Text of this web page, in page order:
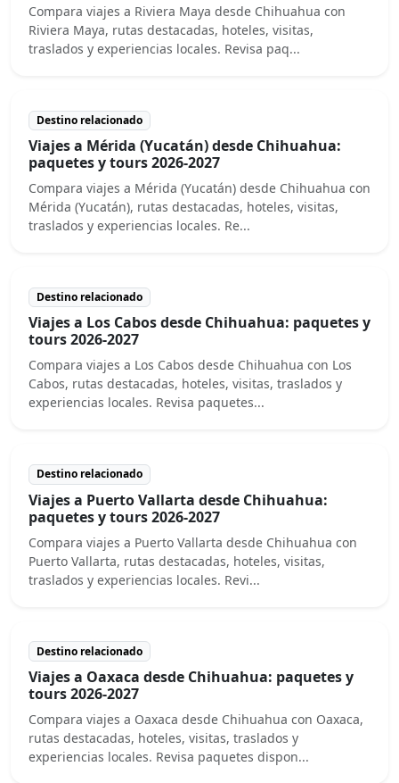
Compara viajes a Riviera Maya desde Chihuahua con
Riviera Maya, rutas destacadas, hoteles, visitas,
traslados y experiencias locales. Revisa paq...
Destino relacionado
Viajes a Mérida (Yucatán) desde Chihuahua:
paquetes y tours 2026-2027
Compara viajes a Mérida (Yucatán) desde Chihuahua con
Mérida (Yucatán), rutas destacadas, hoteles, visitas,
traslados y experiencias locales. Re...
Destino relacionado
Viajes a Los Cabos desde Chihuahua: paquetes y
tours 2026-2027
Compara viajes a Los Cabos desde Chihuahua con Los
Cabos, rutas destacadas, hoteles, visitas, traslados y
experiencias locales. Revisa paquetes...
Destino relacionado
Viajes a Puerto Vallarta desde Chihuahua:
paquetes y tours 2026-2027
Compara viajes a Puerto Vallarta desde Chihuahua con
Puerto Vallarta, rutas destacadas, hoteles, visitas,
traslados y experiencias locales. Revi...
Destino relacionado
Viajes a Oaxaca desde Chihuahua: paquetes y
tours 2026-2027
Compara viajes a Oaxaca desde Chihuahua con Oaxaca,
rutas destacadas, hoteles, visitas, traslados y
experiencias locales. Revisa paquetes dispon...